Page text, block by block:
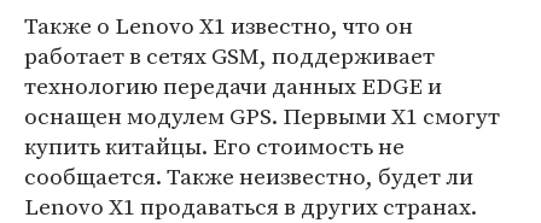
Также о Lenovo X1 известно, что он
работает в сетях GSM, поддерживает
технологию передачи данных EDGE и
оснащен модулем GPS. Первыми X1 смогут
купить китайцы. Его стоимость не
сообщается. Также неизвестно, будет ли
Lenovo X1 продаваться в других странах.